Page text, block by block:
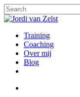
Skip
to
content
Close
search
Menu
Training
Coaching
Over mij
Blog